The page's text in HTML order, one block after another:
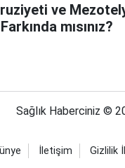
ve
mısınız?
Sağlık Haberciniz ©
İletişim Gizlilik